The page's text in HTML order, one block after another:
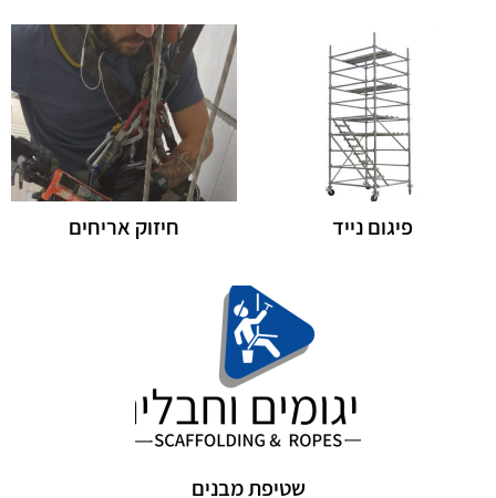
פיגום נייד חיזוק אריחים
שטיפת מבנים